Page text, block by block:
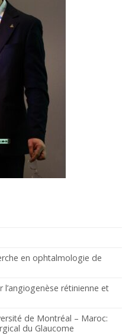
en ophtalmologie de
rétinienne et
de Montréal – Maroc:
du Glaucome